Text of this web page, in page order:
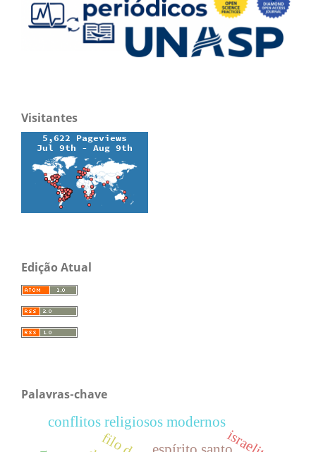
Visitantes
Edição Atual
Palavras-chave
espírito santo.
conflitos religiosos modernos